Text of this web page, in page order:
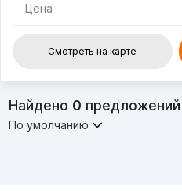
Цена
Смотреть на карте
Найдено 0 предложений
По умолчанию